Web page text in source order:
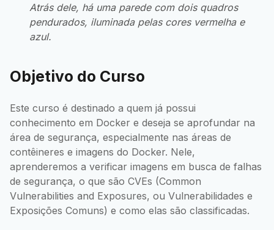
Atrás dele, há uma parede com dois quadros
pendurados, iluminada pelas cores vermelha e
azul.
Objetivo do Curso
Este curso é destinado a quem já possui
conhecimento em Docker e deseja se aprofundar na
área de segurança, especialmente nas áreas de
contêineres e imagens do Docker. Nele,
aprenderemos a verificar imagens em busca de falhas
de segurança, o que são CVEs (Common
Vulnerabilities and Exposures, ou Vulnerabilidades e
Exposições Comuns) e como elas são classificadas.